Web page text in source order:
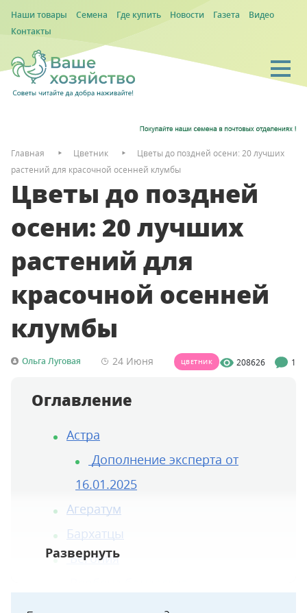
Наши товары Семена Где купить Новости Газета
Видео
Контакты
Главная Цветник
Цветы до поздней осени: 20 лучших
растений для красочной осенней клумбы
Цветы до поздней
осени: 20 лучших
растений для
красочной осенней
клумбы
Ольга Луговая 24 Июня ЦВЕТНИК 208626 1
Оглавление
Астра
Дополнение эксперта от
16.01.2025
Агератум
Бархатцы
Бегония